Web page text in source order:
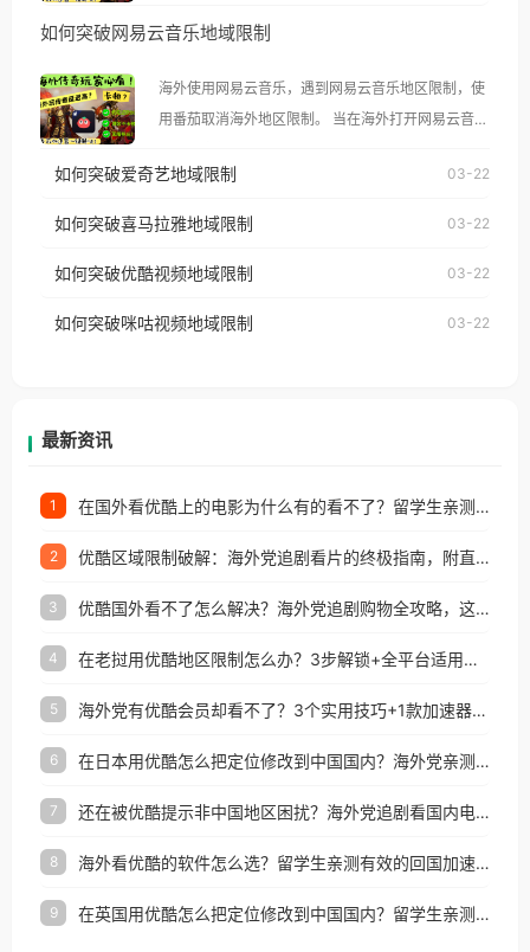
示语。 海外用户如香港、澳门、台湾、美国、加拿
像其他音乐平台一样，出现地区及版权限制问题，且
仅能在中国大陆地区播放。 遇到这个问题的朋友们，
使用番茄回国加速器，即可解决「海外用户收听腾讯
台湾、美国、加拿大、澳大利亚、欧洲等国家和地区
权限制所困扰。
如何突破网易云音乐地域限制
海外使用网易云音乐，遇到网易云音乐地区限制，使
用番茄取消海外地区限制。 当在海外打开网易云音
播放”的提示语。 海外用户如香港、澳门、台湾、美
国、加拿大、澳大利亚、欧洲等国家和地区时，网易
制问题，且仅能在中国大陆地区播放。 遇到这个问题
户收听网易云音乐地区版权限制」的问题，无论人在
如何突破爱奇艺地域限制 03-22
如何突破喜马拉雅地域限制 03-22
如何突破优酷视频地域限制 03-22
如何突破咪咕视频地域限制 03-22
最新资讯
1 在国外看优酷上的电影为什么有的看不了？留学生亲测有效的回国加速方案
2 优酷区域限制破解：海外党追剧看片的终极指南，附直播欧冠+1905电影网解决方案
3 优酷国外看不了怎么解决？海外党追剧购物全攻略，这招亲测有效！
4 在老挝用优酷地区限制怎么办？3步解锁+全平台适用的回国加速器指南
5 海外党有优酷会员却看不了？3个实用技巧+1款加速器解决追剧&金融APP难题
6 在日本用优酷怎么把定位修改到中国国内？海外党亲测有效的回国加速指南
7 还在被优酷提示非中国地区困扰？海外党追剧看国内电影的正确打开方式
8 海外看优酷的软件怎么选？留学生亲测有效的回国加速方案
9 在英国用优酷怎么把定位修改到中国国内？留学生亲测有效的回国加速方案